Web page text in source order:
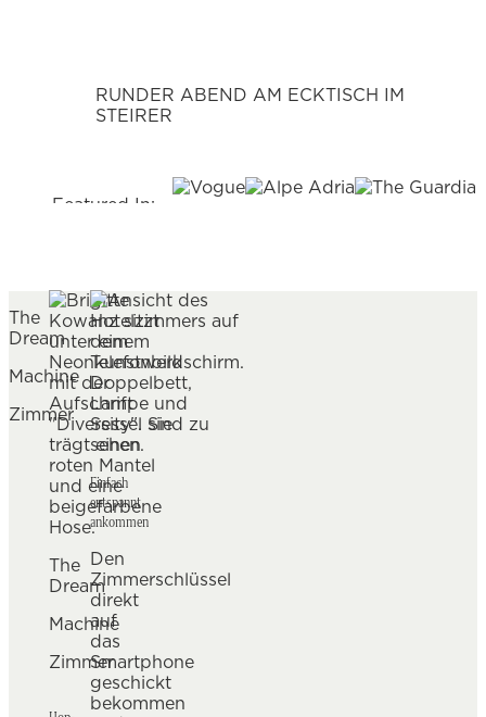
RUNDER ABEND AM ECKTISCH IM
STEIRER
Featured In:
The
Dream
Machine
Zimmer
The
Dream
Machine
Zimmer
Einfach
entspannt
ankommen
Den
Zimmerschlüssel
direkt
auf
das
Smartphone
geschickt
bekommen